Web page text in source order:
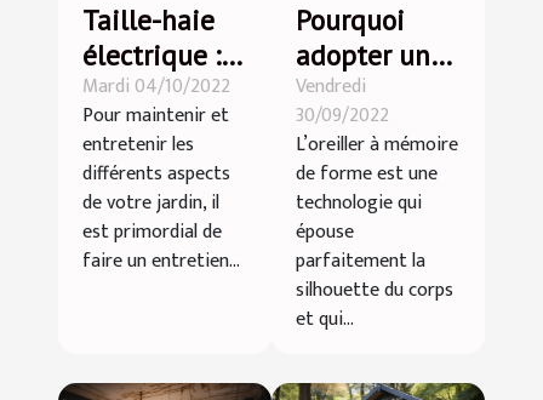
Taille-haie
électrique :
quels en sont
les
avantages ?
Mardi 04/10/2022
Pour maintenir et
entretenir les
différents aspects
de votre jardin, il
est primordial de
faire un entretien...
Pourquoi
adopter un
oreiller à
mémoire de
forme ?
Vendredi
30/09/2022
L’oreiller à mémoire
de forme est une
technologie qui
épouse
parfaitement la
silhouette du corps
et qui...